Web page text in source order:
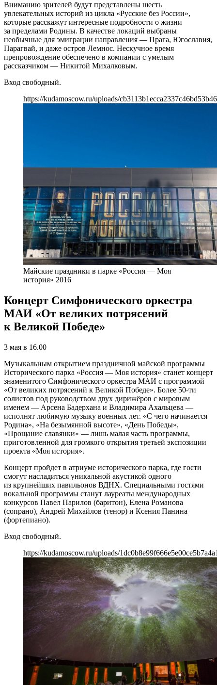
Вниманию зрителей будут представлены шесть
увлекательных историй из цикла «Русские без России»,
которые расскажут интересные подробности о жизни
за пределами Родины. В качестве локаций выбраны
необычные для эмиграции направления — Прага, Югославия,
Парагвай, и даже остров Лемнос. Нескучное время
препровождение обеспечено в компании с умелым
рассказчиком — Никитой Михалковым.
Вход свободный.
https://kudamoscow.ru/uploads/
Майские праздники в парке «Россия — Моя
история» 2016
Концерт Симфонического оркестра
МАИ «От великих потрясений
к Великой Победе»
3 мая в 16.00
Музыкальным открытием праздничной майской программы
Исторического парка «Россия — Моя история» станет концерт
знаменитого Симфонического оркестра МАИ с программой
«От великих потрясений к Великой Победе». Более 50-ти
солистов под руководством двух дирижёров с мировым
именем — Арсена Бадерхана и Владимира Ахальцева —
исполнят любимую музыку военных лет. «С чего начинается
Родина», «На безымянной высоте», «День Победы»,
«Прощание славянки» — лишь малая часть программы,
приготовленной для громкого открытия третьей экспозиции
проекта «Моя история».
Концерт пройдет в атриуме исторического парка, где гости
смогут насладиться уникальной акустикой одного
из крупнейших павильонов ВДНХ. Специальными гостями
вокальной программы станут лауреаты международных
конкурсов Павел Парилов (баритон), Елена Романова
(сопрано), Андрей Михайлов (тенор) и Ксения Панина
(фортепиано).
Вход свободный.
https://kudamoscow.ru/uploads/